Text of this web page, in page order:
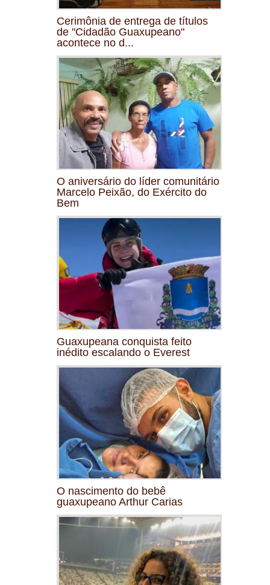
Cerimônia de entrega de títulos
de "Cidadão Guaxupeano"
acontece no d...
O aniversário do líder comunitário
Marcelo Peixão, do Exército do
Bem
Guaxupeana conquista feito
inédito escalando o Everest
O nascimento do bebê
guaxupeano Arthur Carias